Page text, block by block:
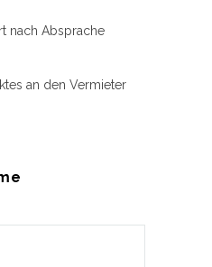
nach Absprache
an den Vermieter